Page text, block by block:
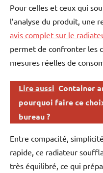
Pour celles et ceux qui
l’analyse du produit, une
avis complet sur le
permet de confronter les
mesures réelles de
Lire aussi Container
pourquoi faire ce
bureau ?
Entre compacité,
rapide, ce radiateur
très équilibré, ce qui